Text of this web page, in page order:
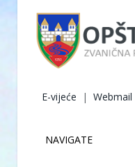
E-vijeće | Webmail
NAVIGATE